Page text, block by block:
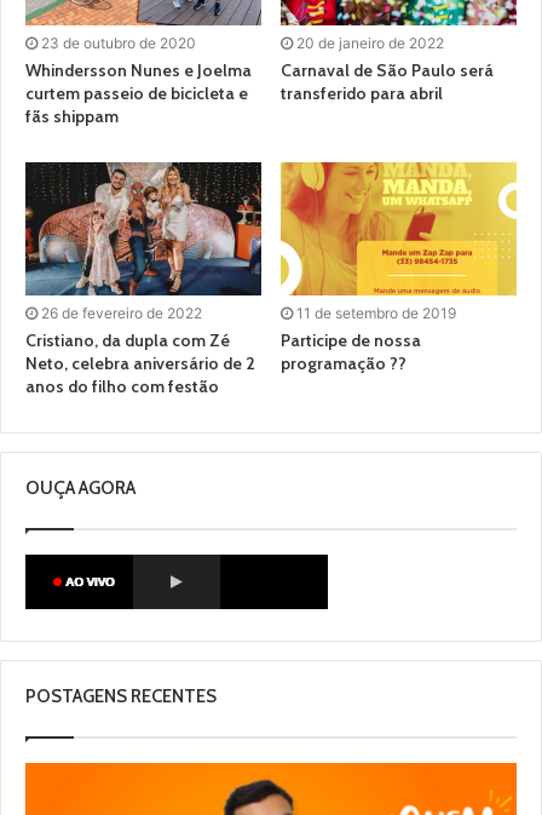
23 de outubro de 2020
Whindersson Nunes e Joelma
curtem passeio de bicicleta e
fãs shippam
20 de janeiro de 2022
Carnaval de São Paulo será
transferido para abril
26 de fevereiro de 2022
Cristiano, da dupla com Zé
Neto, celebra aniversário de 2
anos do filho com festão
11 de setembro de 2019
Participe de nossa
programação ??
OUÇA AGORA
POSTAGENS RECENTES